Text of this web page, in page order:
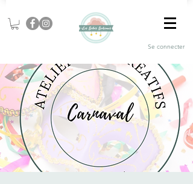
Se connecter